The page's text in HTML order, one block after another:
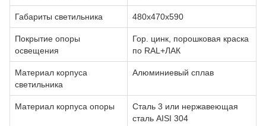
Габариты светильника 480х470х590
Покрытие опоры
освещения
Гор. цинк, порошковая краска
по RAL+ЛАК
Материал корпуса
светильника
Алюминиевый сплав
Материал корпуса опоры
Сталь 3 или нержавеющая
сталь AISI 304